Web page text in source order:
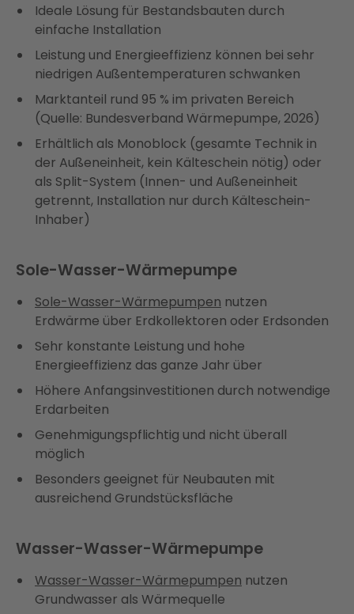
Ideale Lösung für Bestandsbauten durch
einfache Installation
Leistung und Energieeffizienz können bei sehr
niedrigen Außentemperaturen schwanken
Marktanteil rund 95 % im privaten Bereich
(Quelle: Bundesverband Wärmepumpe, 2026)
Erhältlich als Monoblock (gesamte Technik in
der Außeneinheit, kein Kälteschein nötig) oder
als Split-System (Innen- und Außeneinheit
getrennt, Installation nur durch Kälteschein-
Inhaber)
Sole-Wasser-Wärmepumpe
Sole-Wasser-Wärmepumpen nutzen
Erdwärme über Erdkollektoren oder Erdsonden
Sehr konstante Leistung und hohe
Energieeffizienz das ganze Jahr über
Höhere Anfangsinvestitionen durch notwendige
Erdarbeiten
Genehmigungspflichtig und nicht überall
möglich
Besonders geeignet für Neubauten mit
ausreichend Grundstücksfläche
Wasser-Wasser-Wärmepumpe
Wasser-Wasser-Wärmepumpen nutzen
Grundwasser als Wärmequelle